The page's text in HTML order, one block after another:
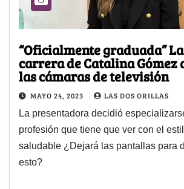
“Oficialmente graduada”
carrera de Catalina Gómez
las cámaras de televisión
MAYO 24, 2023 LAS DOS ORILLAS
La presentadora decidió
profesión que tiene que ver con el
saludable ¿Dejará las pantallas para
esto?